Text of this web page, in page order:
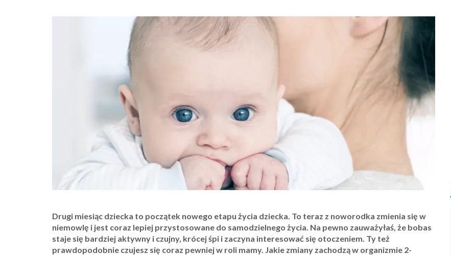
Drugi miesiąc dziecka to początek nowego etapu życia dziecka. To teraz z noworodka zmienia się w
niemowlę i jest coraz lepiej przystosowane do samodzielnego życia. Na pewno zauważyłaś, że bobas
staje się bardziej aktywny i czujny, krócej śpi i zaczyna interesować się otoczeniem. Ty też
prawdopodobnie czujesz się coraz pewniej w roli mamy. Jakie zmiany zachodzą w organizmie 2-